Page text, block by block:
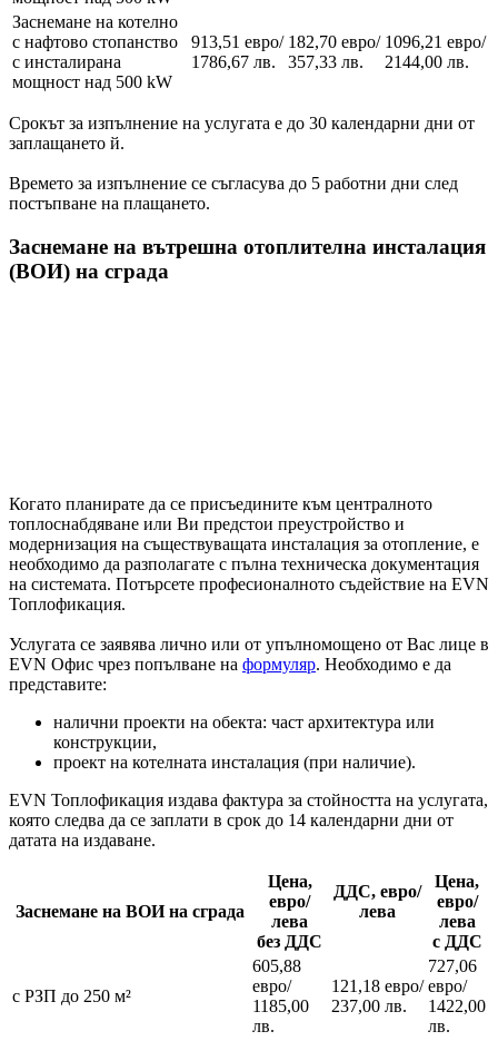
Заснемане на котелно
с нафтово стопанство
с инсталирана
мощност над 500 kW
913,51 евро/
1786,67 лв.
182,70 евро/
357,33 лв.
1096,21 евро/
2144,00 лв.
Срокът за изпълнение на услугата е до 30 календарни дни от
заплащането й.
Времето за изпълнение се съгласува до 5 работни дни след
постъпване на плащането.
Заснемане на вътрешна отоплителна инсталация
(ВОИ) на сграда
Когато планирате да се присъедините към централното
топлоснабдяване или Ви предстои преустройство и
модернизация на съществуващата инсталация за отопление, е
необходимо да разполагате с пълна техническа документация
на системата. Потърсете професионалното съдействие на EVN
Топлофикация.
Услугата се заявява лично или от упълномощено от Вас лице в
EVN Офис чрез попълване на формуляр. Необходимо е да
представите:
налични проекти на обекта: част архитектура или
конструкции,
проект на котелната инсталация (при наличие).
EVN Топлофикация издава фактура за стойността на услугата,
която следва да се заплати в срок до 14 календарни дни от
датата на издаване.
Заснемане на ВОИ на сграда
Цена,
евро/
лева
без ДДС
ДДС, евро/
лева
Цена,
евро/
лева
с ДДС
с РЗП до 250 м²
605,88
евро/
1185,00
лв.
121,18 евро/
237,00 лв.
727,06
евро/
1422,00
лв.